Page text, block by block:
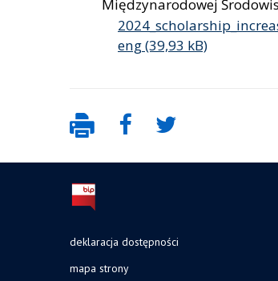
Międzynarodowej
eng
deklaracja dostępności
mapa strony